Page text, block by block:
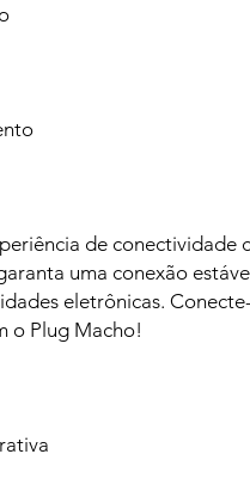
de conectividade
uma conexão
eletrônicas.
o Plug Macho!